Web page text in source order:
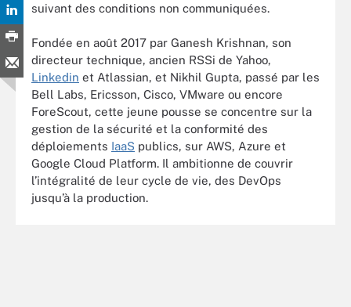
suivant des conditions non communiquées.
Fondée en août 2017 par Ganesh Krishnan, son
directeur technique, ancien RSSi de Yahoo,
Linkedin et Atlassian, et Nikhil Gupta, passé par les
Bell Labs, Ericsson, Cisco, VMware ou encore
ForeScout, cette jeune pousse se concentre sur la
gestion de la sécurité et la conformité des
déploiements IaaS publics, sur AWS, Azure et
Google Cloud Platform. Il ambitionne de couvrir
l’intégralité de leur cycle de vie, des DevOps
jusqu’à la production.